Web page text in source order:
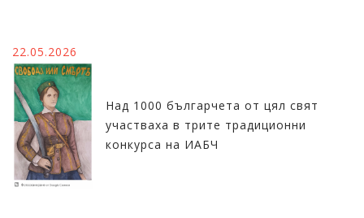
22.05.2026
Над 1000 българчета от цял свят
участваха в трите традиционни
конкурса на ИАБЧ